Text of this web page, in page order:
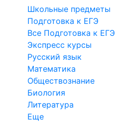
Школьные предметы
Подготовка к ЕГЭ
Все Подготовка к ЕГЭ
Экспресс курсы
Русский язык
Математика
Обществознание
Биология
Литература
Еще